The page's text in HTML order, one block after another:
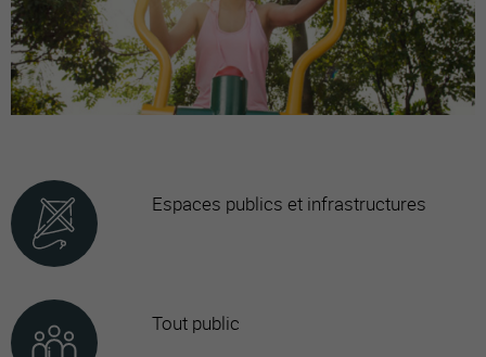
Espaces publics et infrastructures
Tout public